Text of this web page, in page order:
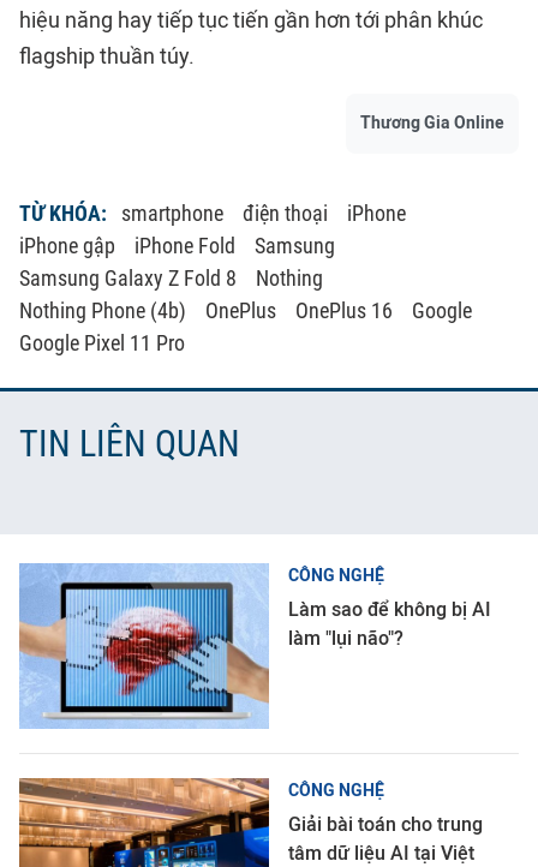
hiệu năng hay tiếp tục tiến gần hơn tới phân khúc
flagship thuần túy.
Thương Gia Online
TỪ KHÓA: smartphone điện thoại
iPhone
iPhone gập
iPhone Fold
Samsung
Samsung Galaxy Z Fold 8
Nothing
Nothing Phone (4b)
OnePlus OnePlus 16
Google
Google Pixel 11 Pro
TIN LIÊN QUAN
CÔNG NGHỆ
Làm sao để không bị AI
làm "lụi não"?
CÔNG NGHỆ
Giải bài toán cho trung
tâm dữ liệu AI tại Việt